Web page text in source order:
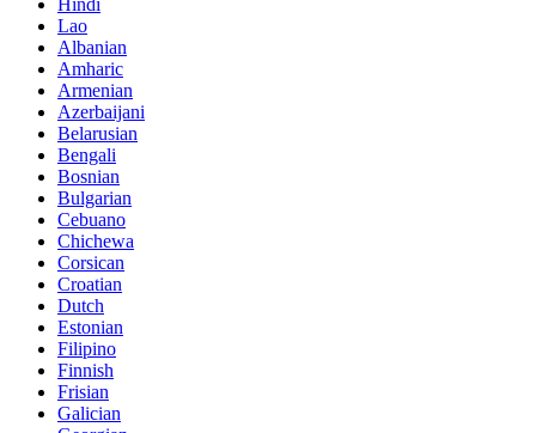
Lao
Albanian
Amharic
Armenian
Azerbaijani
Belarusian
Bengali
Bosnian
Bulgarian
Cebuano
Chichewa
Corsican
Croatian
Dutch
Estonian
Filipino
Finnish
Frisian
Galician